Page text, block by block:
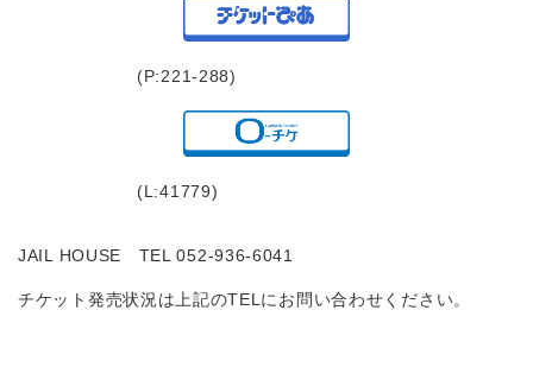
(P:221-288)
(L:41779)
JAIL HOUSE TEL 052-936-6041
チケット発売状況は上記のTELにお問い合わせください。